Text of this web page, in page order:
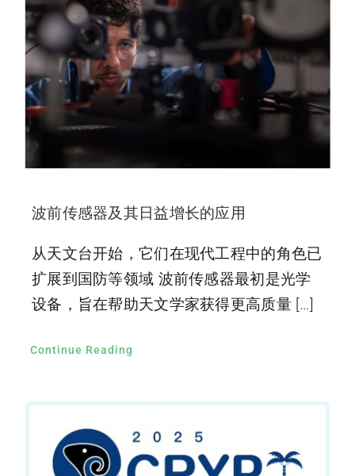
波前传感器及其日益增长的应用
从天文台开始，它们在现代工程中的角色已
扩展到国防等领域 波前传感器最初是光学
设备，旨在帮助天文学家获得更高质量 […]
Continue Reading